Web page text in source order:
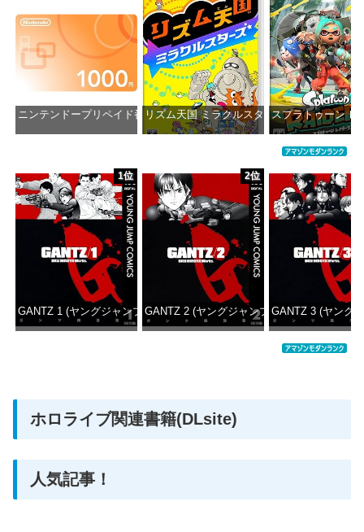
ニンテンドープリペイド番号 1000円|オンラインコード版
リズム天国 ミラクルスターズ -Switch
スプラトゥーン レ
1位
GANTZ 1 (ヤングジャンプコミックスDIGITAL)
2位
GANTZ 2 (ヤングジャンプコミックス
GANTZ 3 (ヤング
ホロライブ関連書籍(DLsite)
人気記事！